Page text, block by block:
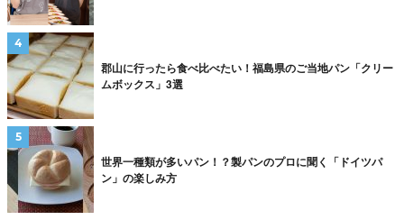
郡山に行ったら食べ比べたい！福島県のご当地パン「クリー
ムボックス」3選
世界一種類が多いパン！？製パンのプロに聞く「ドイツパ
ン」の楽しみ方